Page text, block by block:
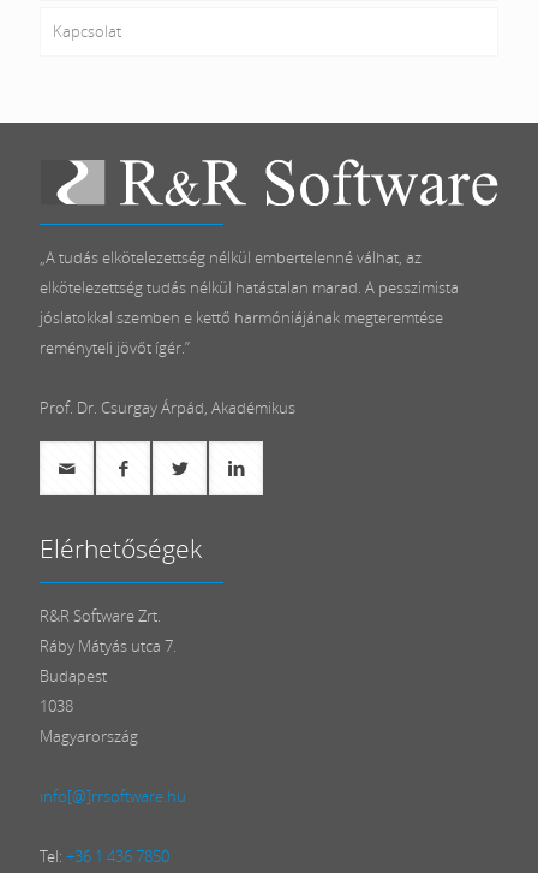
Kapcsolat
„A tudás elkötelezettség nélkül embertelenné válhat, az
elkötelezettség tudás nélkül hatástalan marad. A pesszimista
jóslatokkal szemben e kettő harmóniájának megteremtése
reményteli jövőt ígér.”
Prof. Dr. Csurgay Árpád, Akadémikus
Elérhetőségek
R&R Software Zrt.
Ráby Mátyás utca 7.
Budapest
1038
Magyarország
info[@]rrsoftware.hu
Tel: +36 1 436 7850